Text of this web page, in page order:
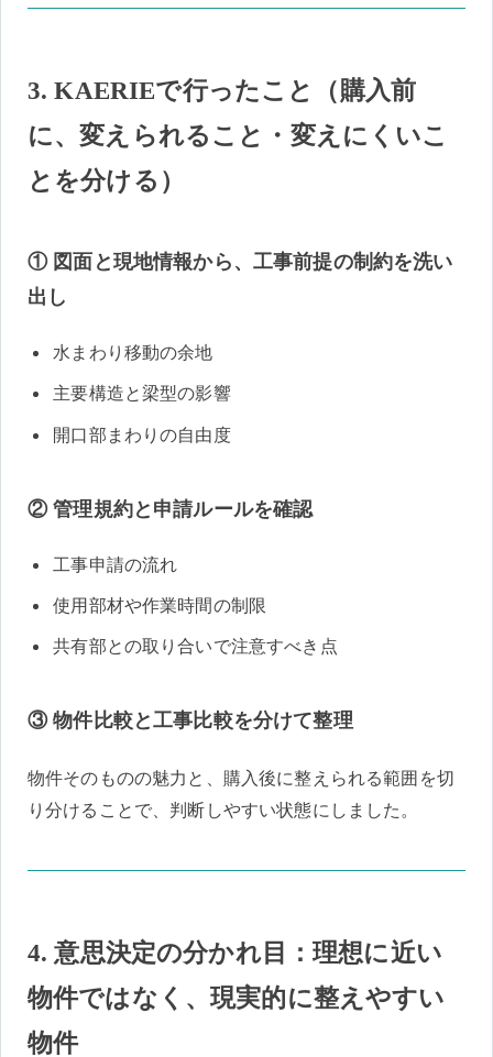
3. KAERIEで行ったこと（購入前
に、変えられること・変えにくいこ
とを分ける）
① 図面と現地情報から、工事前提の制約を洗い
出し
水まわり移動の余地
主要構造と梁型の影響
開口部まわりの自由度
② 管理規約と申請ルールを確認
工事申請の流れ
使用部材や作業時間の制限
共有部との取り合いで注意すべき点
③ 物件比較と工事比較を分けて整理
物件そのものの魅力と、購入後に整えられる範囲を切
り分けることで、判断しやすい状態にしました。
4. 意思決定の分かれ目：理想に近い
物件ではなく、現実的に整えやすい
物件